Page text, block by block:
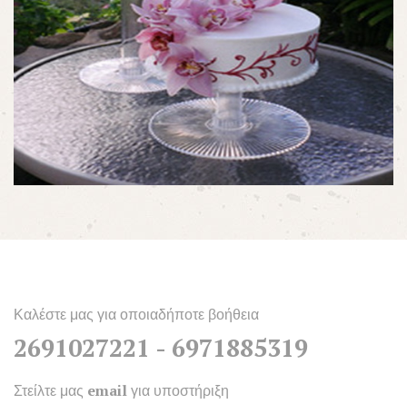
Καλέστε μας για οποιαδήποτε βοήθεια
2691027221 - 6971885319
Στείλτε μας email για υποστήριξη